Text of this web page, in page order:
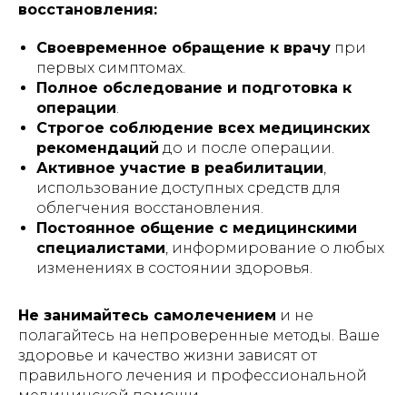
восстановления:
Своевременное обращение к врачу при
первых симптомах.
Полное обследование и подготовка к
операции.
Строгое соблюдение всех медицинских
рекомендаций до и после операции.
Активное участие в реабилитации,
использование доступных средств для
облегчения восстановления.
Постоянное общение с медицинскими
специалистами, информирование о любых
изменениях в состоянии здоровья.
Не занимайтесь самолечением и не
полагайтесь на непроверенные методы. Ваше
здоровье и качество жизни зависят от
правильного лечения и профессиональной
кровать
АРЕНДА МЕДИЦИНСКИХ КРОВАТЕЙ
7 положений
регулируются пультом -
без усилий